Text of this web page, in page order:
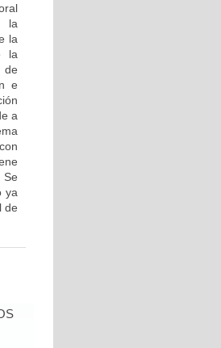
la
la
la
de
e
a
ya
de